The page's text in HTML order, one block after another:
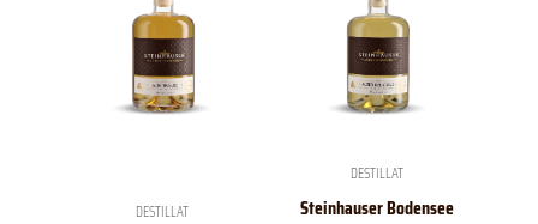
DESTILLAT
DESTILLAT
Steinhauser Bodensee